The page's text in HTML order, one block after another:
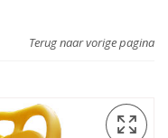
Terug naar vorige pagina